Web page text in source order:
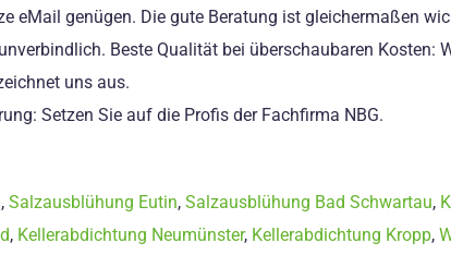
eMail genügen. Die gute Beratung ist gleichermaßen
Beste Qualität bei überschaubaren Kosten:
uns aus.
Setzen Sie auf die Profis der Fachfirma NBG.
, Salzausblühung Eutin, Salzausblühung Bad Schwartau,
, Kellerabdichtung Neumünster, Kellerabdichtung Kropp,